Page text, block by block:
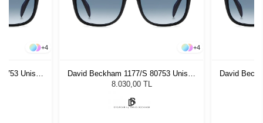
+4
Unisex
+4
David Beckham 1177/S 80753 Unisex
Güneş Gözlüğü
8.030,00 TL
David